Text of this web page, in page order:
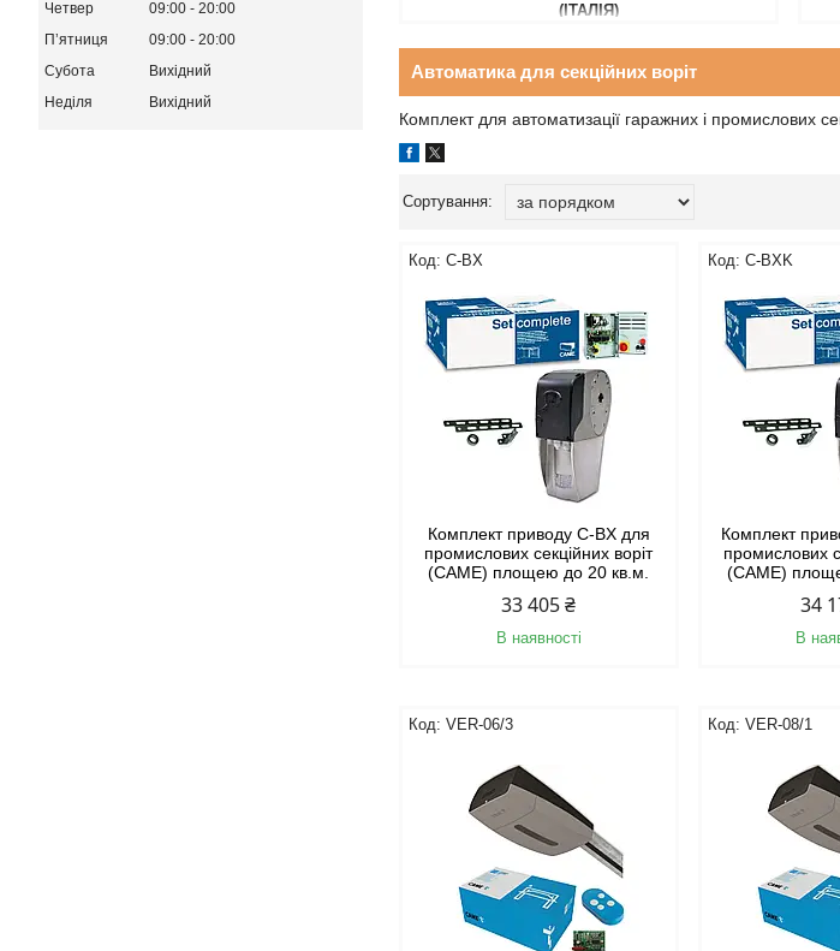
(ІТАЛІЯ)
Автоматика для секційних воріт
Комплект для автоматизації гаражних і промислових
C-BХ
Комплект приводу C-BX для
промислових секційних воріт
(CAME) площею до 20 кв.м.
33 405 ₴
В наявності
C-BХK
Комплект
промислових
(CAME)
34
В
VER-06/3 VER-08/1
Четвер
09:00
20:00
Пʼятниця
09:00
20:00
Субота
Вихідний
Неділя
Вихідний